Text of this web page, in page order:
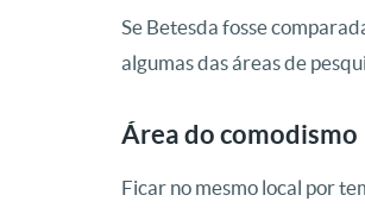
Se Betesda fosse
algumas das áreas de
Área do comodismo
Ficar no mesmo local por